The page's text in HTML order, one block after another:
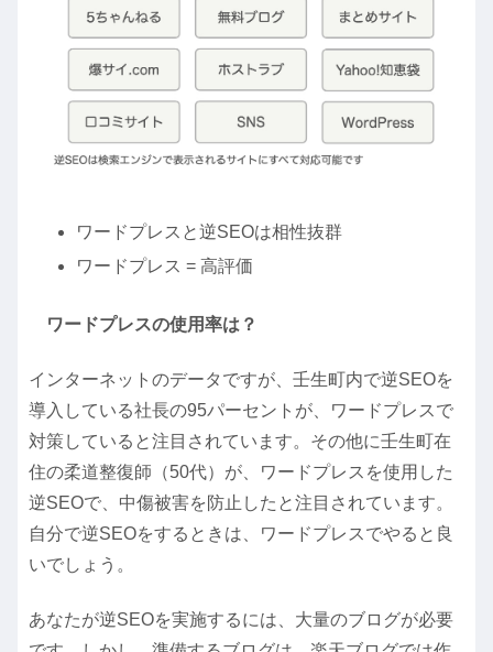
ワードプレスと逆SEOは相性抜群
ワードプレス = 高評価
ワードプレスの使用率は？
インターネットのデータですが、壬生町内で逆SEOを
導入している社長の95パーセントが、ワードプレスで
対策していると注目されています。その他に壬生町在
住の柔道整復師（50代）が、ワードプレスを使用した
逆SEOで、中傷被害を防止したと注目されています。
自分で逆SEOをするときは、ワードプレスでやると良
いでしょう。
あなたが逆SEOを実施するには、大量のブログが必要